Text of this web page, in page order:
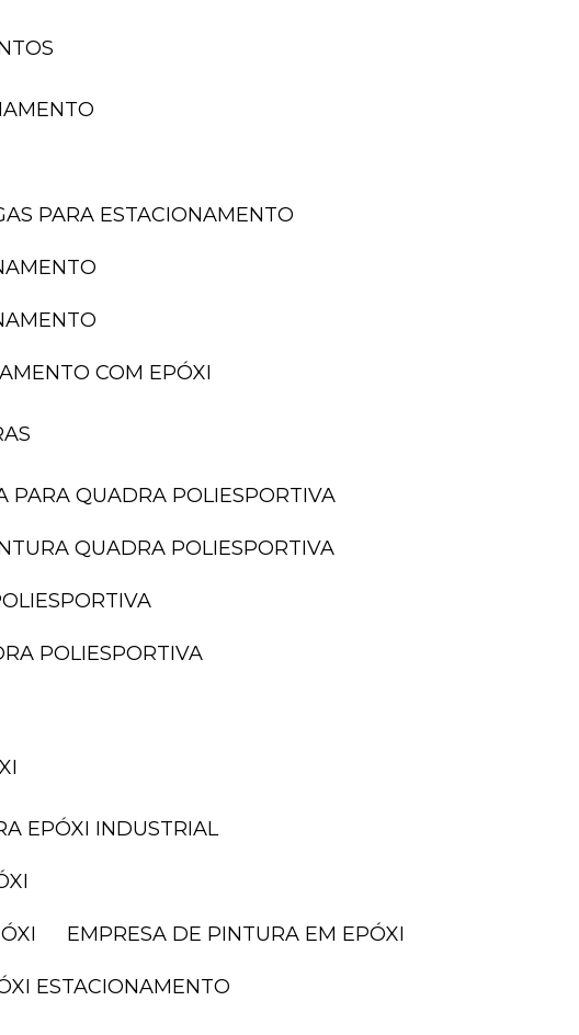
PARA ESTACIONAMENTO
COM EPÓXI
PARA QUADRA POLIESPORTIVA
QUADRA POLIESPORTIVA
POLIESPORTIVA
EPÓXI INDUSTRIAL
EMPRESA DE PINTURA EM EPÓXI
ESTACIONAMENTO